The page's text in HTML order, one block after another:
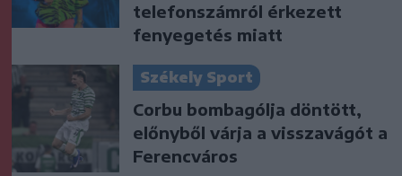
telefonszámról érkezett
fenyegetés miatt
Székely Sport
Corbu bombagólja döntött,
előnyből várja a visszavágót a
Ferencváros